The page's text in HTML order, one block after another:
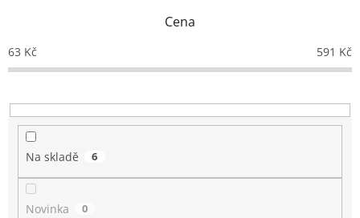
p
r
o
u
Cena
63 Kč 591 Kč
Na skladě 6
Novinka 0